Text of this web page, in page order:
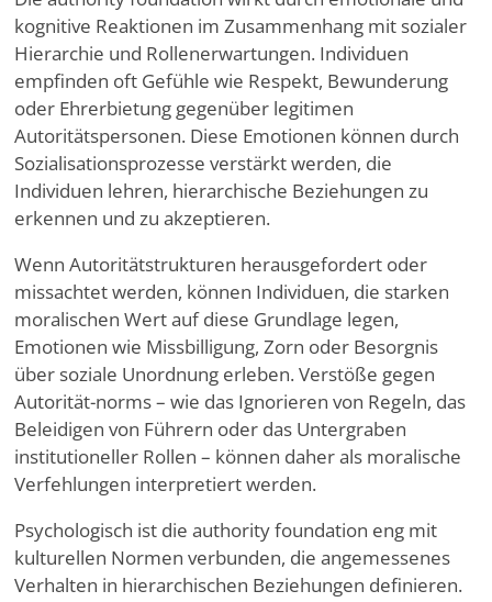
kognitive Reaktionen im Zusammenhang mit sozialer
Hierarchie und Rollenerwartungen. Individuen
empfinden oft Gefühle wie Respekt, Bewunderung
oder Ehrerbietung gegenüber legitimen
Autoritätspersonen. Diese Emotionen können durch
Sozialisationsprozesse verstärkt werden, die
Individuen lehren, hierarchische Beziehungen zu
erkennen und zu akzeptieren.
Wenn Autoritätstrukturen herausgefordert oder
missachtet werden, können Individuen, die starken
moralischen Wert auf diese Grundlage legen,
Emotionen wie Missbilligung, Zorn oder Besorgnis
über soziale Unordnung erleben. Verstöße gegen
Autorität-norms – wie das Ignorieren von Regeln, das
Beleidigen von Führern oder das Untergraben
institutioneller Rollen – können daher als moralische
Verfehlungen interpretiert werden.
Psychologisch ist die authority foundation eng mit
kulturellen Normen verbunden, die angemessenes
Verhalten in hierarchischen Beziehungen definieren.